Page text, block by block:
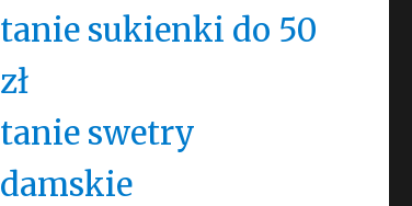
tanie sukienki do 50
zł
tanie swetry
damskie